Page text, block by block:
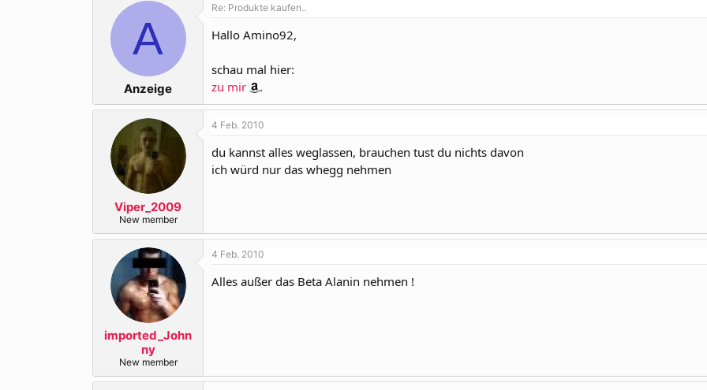
A
Anzeige
Re: Produkte kaufen..
Hallo Amino92,
schau mal hier:
zu mir
.
Viper_2009
New member
4 Feb. 2010
du kannst alles weglassen, brauchen tust du nichts davon
ich würd nur das whegg nehmen
imported_John
ny
New member
4 Feb. 2010
Alles außer das Beta Alanin nehmen !